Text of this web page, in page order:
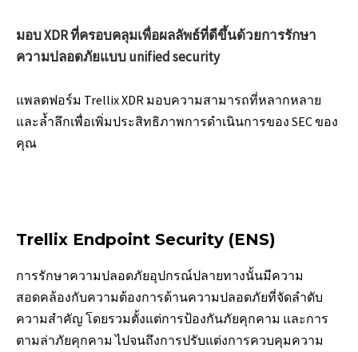
มอบ XDR ที่ครอบคลุมเพื่อผลลัพธ์ที่ดีขึ้นด้วยการรักษา
ความปลอดภัยแบบ unified security
แพลตฟอร์ม Trellix XDR มอบความสามารถที่หลากหลาย
และล้ำลึกเพื่อเพิ่มประสิทธิภาพการดําเนินการของ SEC ของ
คุณ
Trellix Endpoint Security (ENS)
การรักษาความปลอดภัยอุปกรณ์ปลายทางนั้นมีความ
สอดคล้องกับความต้องการด้านความปลอดภัยที่จัดลําดับ
ความสําคัญ โดยรวมตั้งแต่การป้องกันภัยคุกคาม และการ
ตามล่าภัยคุกคาม ไปจนถึงการปรับแต่งการควบคุมความ